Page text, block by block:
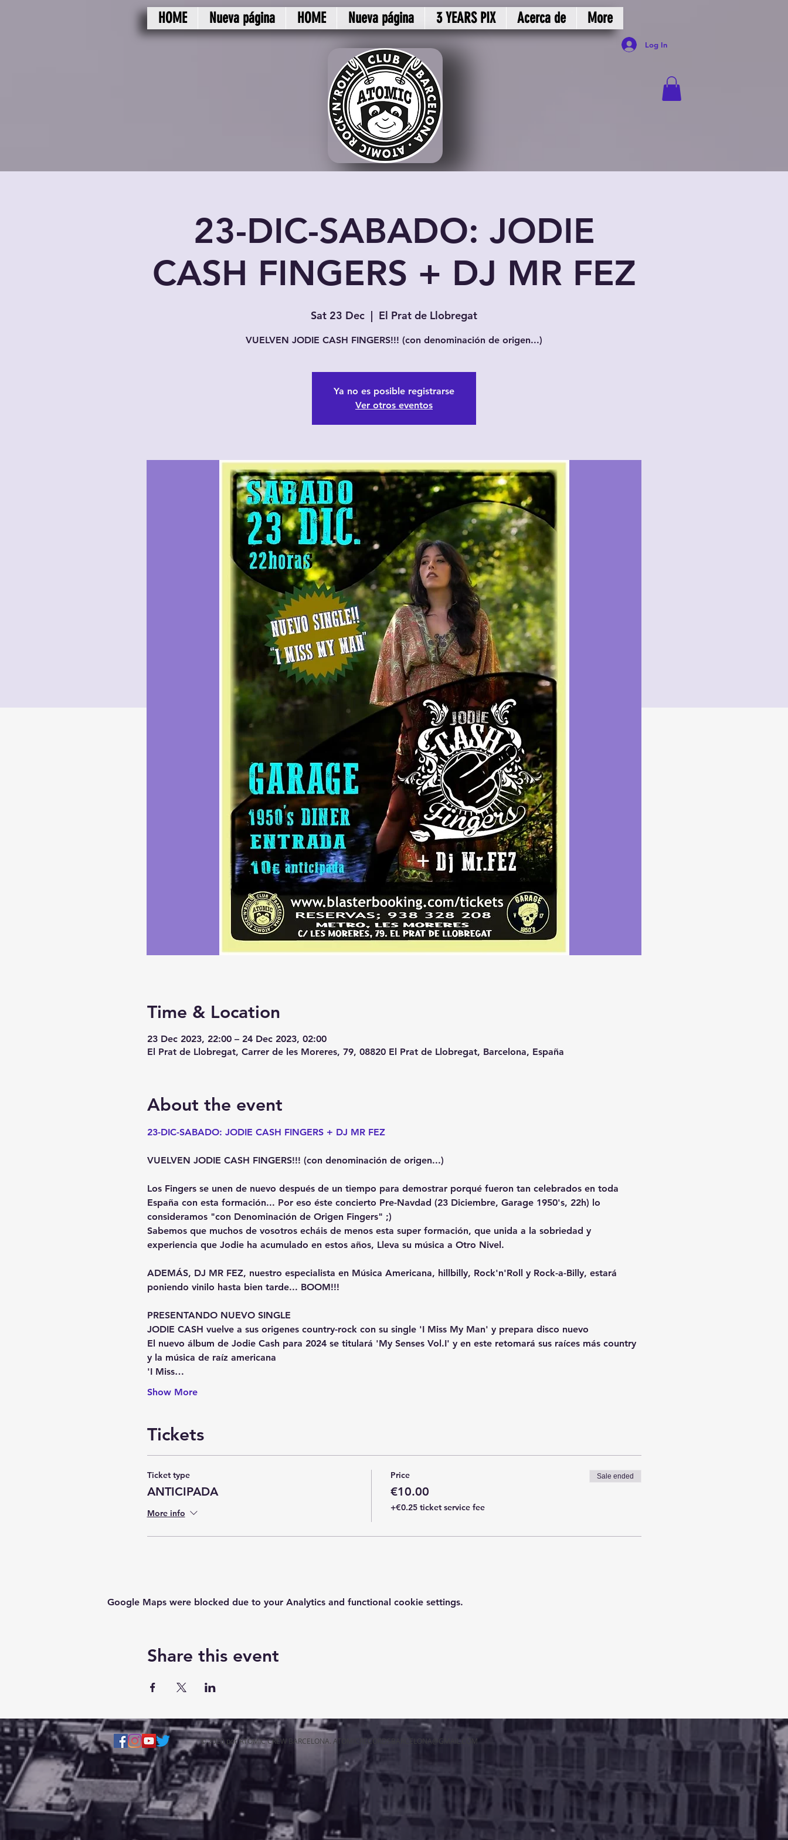
HOME Nueva página HOME Nueva página 3 YEARS PIX Acerca de More
Log In
23-DIC-SABADO: JODIE
CASH FINGERS + DJ MR FEZ
Sat 23 Dec
  |
El Prat de Llobregat
VUELVEN JODIE CASH FINGERS!!! (con denominación de origen...)
Ya no es posible registrarse
Ver otros eventos
Time & Location
23 Dec 2023, 22:00 – 24 Dec 2023, 02:00
El Prat de Llobregat, Carrer de les Moreres, 79, 08820 El Prat de Llobregat, Barcelona, España
About the event
23-DIC-SABADO: JODIE CASH FINGERS + DJ MR FEZ
VUELVEN JODIE CASH FINGERS!!! (con denominación de origen...)
Los Fingers se unen de nuevo después de un tiempo para demostrar porqué fueron tan celebrados en toda
España con esta formación... Por eso éste concierto Pre-Navdad (23 Diciembre, Garage 1950's, 22h) lo
consideramos "con Denominación de Origen Fingers" ;)
Sabemos que muchos de vosotros echáis de menos esta super formación, que unida a la sobriedad y
experiencia que Jodie ha acumulado en estos años, Lleva su música a Otro Nivel.
ADEMÁS, DJ MR FEZ, nuestro especialista en Música Americana, hillbilly, Rock'n'Roll y Rock-a-Billy, estará
poniendo vinilo hasta bien tarde... BOOM!!!
PRESENTANDO NUEVO SINGLE
JODIE CASH vuelve a sus origenes country-rock con su single 'I Miss My Man' y prepara disco nuevo
El nuevo álbum de Jodie Cash para 2024 se titulará 'My Senses Vol.I' y en este retomará sus raíces más country
y la música de raíz americana
'I Miss…
Show More
Tickets
Ticket type
ANTICIPADA
More info
Price
€10.00
+€0.25 ticket service fee
Sale ended
Google Maps were blocked due to your Analytics and functional cookie settings.
Share this event
© 2020 por ATOMIC CREW BARCELONA. ATOMICRECORDSBARCELONA@GMAIL.COM